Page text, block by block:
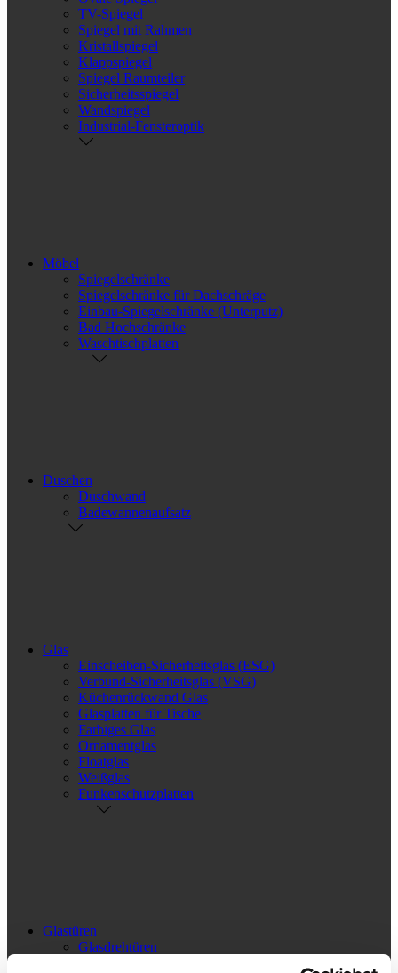
TV-Spiegel
Spiegel mit Rahmen
Kristallspiegel
Klappspiegel
Spiegel Raumteiler
Sicherheitsspiegel
Wandspiegel
Industrial-Fensteroptik
Möbel
Spiegelschränke
Spiegelschränke für Dachschräge
Einbau-Spiegelschränke (Unterputz)
Bad Hochschränke
Waschtischplatten
Duschen
Duschwand
Badewannenaufsatz
Glas
Einscheiben-Sicherheitsglas (ESG)
Verbund-Sicherheitsglas (VSG)
Küchenrückwand Glas
Glasplatten für Tische
Farbiges Glas
Ornamentglas
Floatglas
Weißglas
Funkenschutzplatten
Glastüren
Glasdrehtüren